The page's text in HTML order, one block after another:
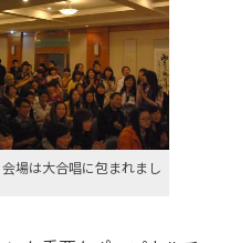
場は大合唱に包まれまし